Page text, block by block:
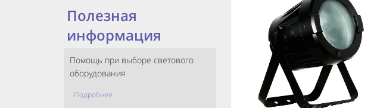
Полезная
информация
Помощь при выборе светового
оборудования
Подробнее